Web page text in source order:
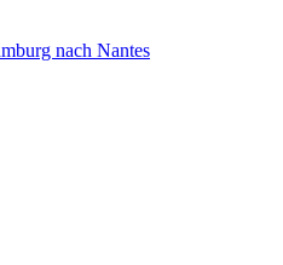
nach Nantes